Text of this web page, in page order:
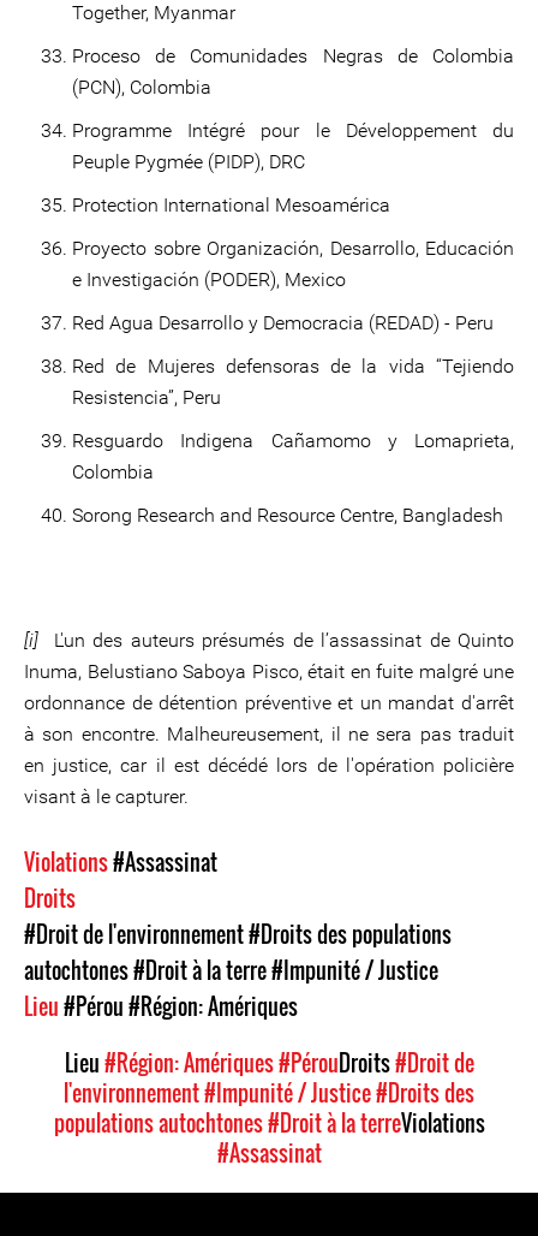
Together, Myanmar
Proceso de Comunidades Negras de Colombia
(PCN), Colombia
Programme Intégré pour le Développement du
Peuple Pygmée (PIDP), DRC
Protection International Mesoamérica
Proyecto sobre Organización, Desarrollo, Educación
e Investigación (PODER), Mexico
Red Agua Desarrollo y Democracia (REDAD) - Peru
Red de Mujeres defensoras de la vida “Tejiendo
Resistencia”, Peru
Resguardo Indigena Cañamomo y Lomaprieta,
Colombia
Sorong Research and Resource Centre, Bangladesh
[i] L'un des auteurs présumés de l’assassinat de Quinto
Inuma, Belustiano Saboya Pisco, était en fuite malgré une
ordonnance de détention préventive et un mandat d'arrêt
à son encontre. Malheureusement, il ne sera pas traduit
en justice, car il est décédé lors de l'opération policière
visant à le capturer.
Violations#Assassinat
Droits
#Droit de l'environnement#Droits des populations
autochtones#Droit à la terre#Impunité / Justice
Lieu#Pérou#Région: Amériques
Lieu#Région: Amériques#PérouDroits#Droit de
l'environnement#Impunité / Justice#Droits des
populations autochtones#Droit à la terreViolations
#Assassinat